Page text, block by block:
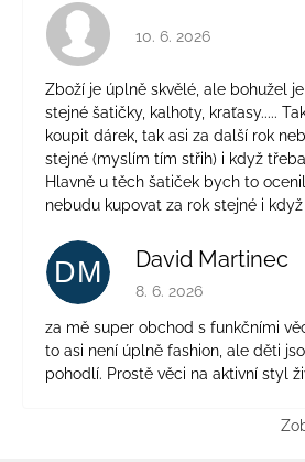
Hodnocení obchodu je
10. 6. 2026
Zboží je úplně skvělé, ale bohužel
stejné šatičky, kalhoty, kraťasy.....
koupit dárek, tak asi za další rok
stejné (myslím tím střih) i když
Hlavně u těch šatiček bych to
nebudu kupovat za rok stejné i
DM David Martinec
Hodnocení obchodu je
8. 6. 2026
za mě super obchod s funkčními
to asi není úplně fashion, ale děti
pohodlí. Prostě věci na aktivní styl